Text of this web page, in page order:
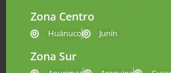
Zona Centro
Huánuco Junín
Zona Sur